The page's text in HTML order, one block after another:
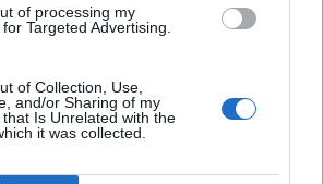
of processing my
Targeted Advertising.
of Collection, Use,
and/or Sharing of my
Is Unrelated with the
it was collected.